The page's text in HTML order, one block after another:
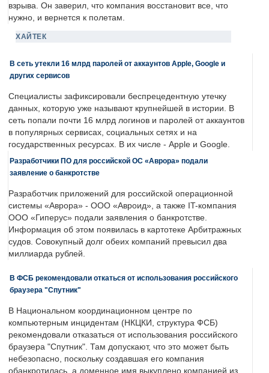
взрыва. Он заверил, что компания восстановит все, что
нужно, и вернется к полетам.
ХАЙТЕК
В сеть утекли 16 млрд паролей от аккаунтов Apple, Google и
других сервисов
Специалисты зафиксировали беспрецедентную утечку
данных, которую уже называют крупнейшей в истории. В
сеть попали почти 16 млрд логинов и паролей от аккаунтов
в популярных сервисах, социальных сетях и на
государственных ресурсах. В их числе - Apple и Google.
Разработчики ПО для российской ОС «Аврора» подали
заявление о банкротстве
Разработчик приложений для российской операционной
системы «Аврора» - ООО «Авроид», а также IT-компания
ООО «Гиперус» подали заявления о банкротстве.
Информация об этом появилась в картотеке Арбитражных
судов. Совокупный долг обеих компаний превысил два
миллиарда рублей.
В ФСБ рекомендовали откаться от использования российского
браузера "Спутник"
В Национальном координационном центре по
компьютерным инцидентам (НКЦКИ, структура ФСБ)
рекомендовали отказаться от использования российского
браузера "Спутник". Там допускают, что это может быть
небезопасно, поскольку создавшая его компания
обанкротилась, а доменное имя выкуплено компанией из